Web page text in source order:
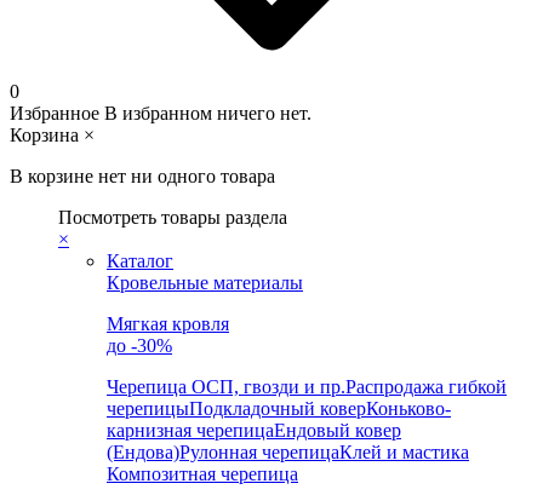
0
Избранное В избранном ничего нет.
Корзина ×
В корзине нет ни одного товара
Посмотреть товары раздела
×
Каталог
Кровельные материалы
Мягкая кровля
до -30%
Черепица ОСП, гвозди и пр.Распродажа гибкой
черепицыПодкладочный коверКоньково-
карнизная черепицаЕндовый ковер
(Ендова)Рулонная черепицаКлей и мастика
Композитная черепица